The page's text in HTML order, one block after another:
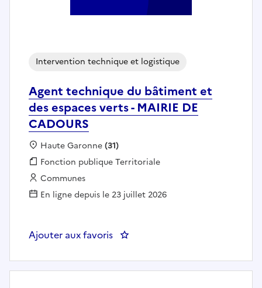
Agent technique du bâtiment et
des espaces verts - MAIRIE DE
CADOURS
Intervention technique et logistique
Localisation :
Haute Garonne(31)
Fonction publique :
Fonction publique Territoriale
Employeur :
Communes
En ligne depuis le 23 juillet 2026
Ajouter aux favoris : Agent technique du bâtiment